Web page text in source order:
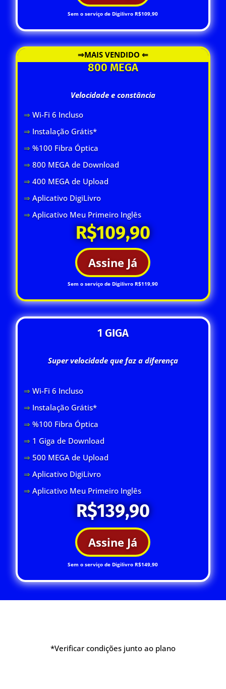
Sem o serviço de Digilivro R$109,90
⇒MAIS VENDIDO ⇐
800 MEGA
Velocidade e constância
⇒ Wi-Fi 6 Incluso
⇒ Instalação Grátis*
⇒ %100 Fibra Óptica
⇒ 800 MEGA de Download
⇒400 MEGA de Upload
⇒Aplicativo DigiLivro
⇒Aplicativo Meu Primeiro Inglês
R$109,90
Assine Já
Sem o serviço de Digilivro R$119,90
1 GIGA
Super velocidade que faz a diferença
⇒ Wi-Fi 6 Incluso
⇒ Instalação Grátis*
⇒ %100 Fibra Óptica
⇒ 1 Giga de Download
⇒ 500 MEGA de Upload
⇒Aplicativo DigiLivro
⇒Aplicativo Meu Primeiro Inglês
R$139,90
Assine Já
Sem o serviço de Digilivro R$149,90
*Verificar condições junto ao plano